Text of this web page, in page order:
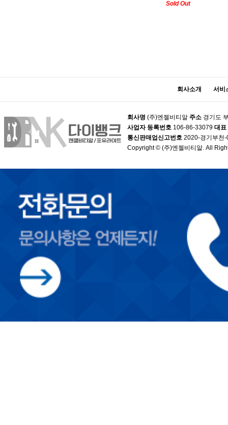
Sold Out
회사소개 서비
회사명 (주)엔젤비티알 주소 경기도
사업자 등록번호 106-86-33079 대표
통신판매업신고번호 2020-경기부천
Copyright © (주)엔젤비티알. All